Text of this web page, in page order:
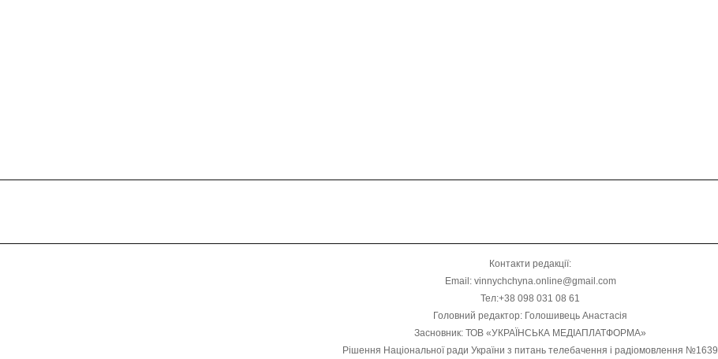
Контакти редакції:
Email: vinnychchyna.online@gmail.com
Тел:+38 098 031 08 61
Головний редактор: Голошивець Анастасія
Засновник: ТОВ «УКРАЇНСЬКА МЕДІАПЛАТФОРМА»
Рішення Національної ради України з питань телебачення і радіомовлення №1639